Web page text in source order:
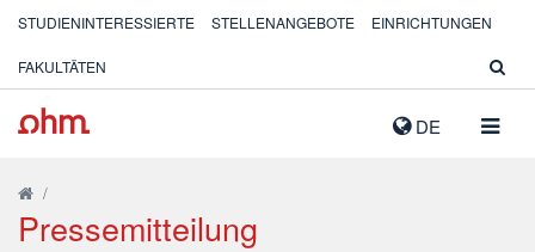
DE
STUDIENINTERESSIERTE STELLENANGEBOTE EINRICHTUNGEN
FAKULTÄTEN
/
Pressemitteilung